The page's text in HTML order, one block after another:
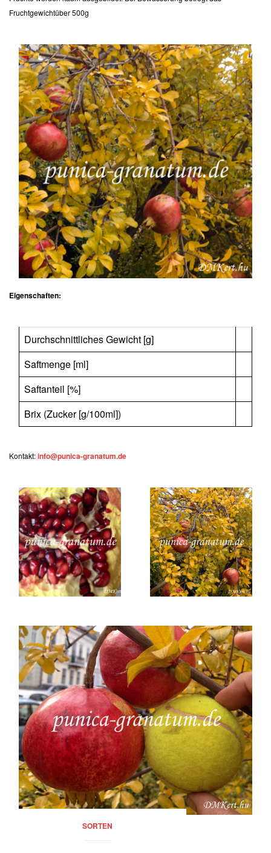
Fruchtgewichtüber 500g
Eigenschaften:
Durchschnittliches Gewicht [g]
Saftmenge [ml]
Saftanteil [%]
Brix (Zucker [g/100ml])
Kontakt:info@punica-granatum.de
SORTEN